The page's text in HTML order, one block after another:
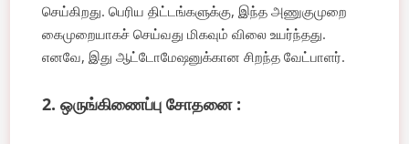
செய்கிறது. பெரிய திட்டங்களுக்கு, இந்த அணுகுமுறை
கைமுறையாகச் செய்வது மிகவும் விலை உயர்ந்தது.
எனவே, இது ஆட்டோமேஷனுக்கான சிறந்த வேட்பாளர்.
2.ஒருங்கிணைப்பு சோதனை: